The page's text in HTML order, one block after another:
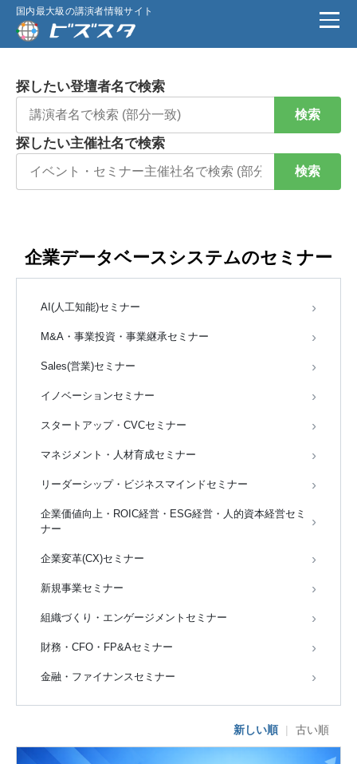
国内最大級の講演者情報サイト
探したい登壇者名で検索
検索
探したい主催社名で検索
検索
企業データベースシステムのセミナー
AI(人工知能)セミナー
M&A・事業投資・事業継承セミナー
Sales(営業)セミナー
イノベーションセミナー
スタートアップ・CVCセミナー
マネジメント・人材育成セミナー
リーダーシップ・ビジネスマインドセミナー
企業価値向上・ROIC経営・ESG経営・人的資本経営セミ
ナー
企業変革(CX)セミナー
新規事業セミナー
組織づくり・エンゲージメントセミナー
財務・CFO・FP&Aセミナー
金融・ファイナンスセミナー
新しい順 | 古い順